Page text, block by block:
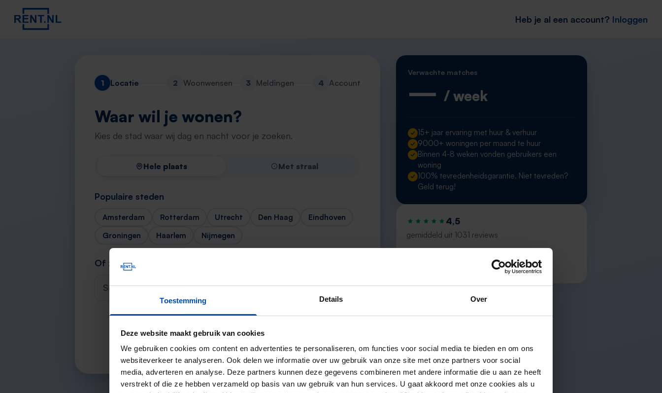
Toestemming Details Over
Deze website maakt gebruik van cookies
We gebruiken cookies om content en advertenties te personaliseren, om functies voor social media te bieden en om ons
websiteverkeer te analyseren. Ook delen we informatie over uw gebruik van onze site met onze partners voor social
media, adverteren en analyse. Deze partners kunnen deze gegevens combineren met andere informatie die u aan ze heeft
verstrekt of die ze hebben verzameld op basis van uw gebruik van hun services. U gaat akkoord met onze cookies als u
Heb je al een account? Inloggen
1 Locatie 2 Woonwensen 3 Meldingen 4 Account
Waar wil je wonen?
Kies de stad waar wij dag en nacht voor je zoeken.
Hele plaats Met straal
Populaire steden
Amsterdam Rotterdam Utrecht Den Haag
Eindhoven
Groningen
Haarlem Nijmegen
Of zoek je stad
Selecteer een plaats
Verwachte matches
— / week
15+ jaar ervaring met huur & verhuur
9000+ woningen per maand te huur
Binnen 4-8 weken vonden gebruikers een
woning
100% tevredenheidsgarantie. Niet tevreden?
Geld terug!
4,5
gemiddeld uit 1031 reviews